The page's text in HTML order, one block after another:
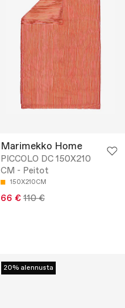
Marimekko Home
PICCOLO DC 150X210
CM - Peitot
150X210CM
66 € 110 €
20% alennusta